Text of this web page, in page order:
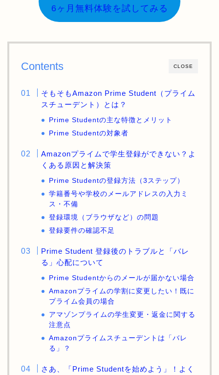
6ヶ月無料体験を試してみる
CLOSE
Contents
そもそもAmazon Prime Student（プライム
スチューデント）とは？
Prime Studentの主な特徴とメリット
Prime Studentの対象者
Amazonプライムで学生登録ができない？よ
くある原因と解決策
Prime Studentの登録方法（3ステップ）
学籍番号や学校のメールアドレスの入力ミ
ス・不備
登録環境（ブラウザなど）の問題
登録要件の確認不足
Prime Student 登録後のトラブルと「バレ
る」心配について
Prime Studentからのメールが届かない場合
Amazonプライムの学割に変更したい！既に
プライム会員の場合
アマゾンプライムの学生変更・返金に関する
注意点
Amazonプライムスチューデントは「バレ
る」？
さあ、「Prime Studentを始めよう」！よく